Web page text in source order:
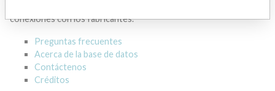
conexiones con los fabricantes.
Preguntas frecuentes
Acerca de la base de datos
Contáctenos
Créditos